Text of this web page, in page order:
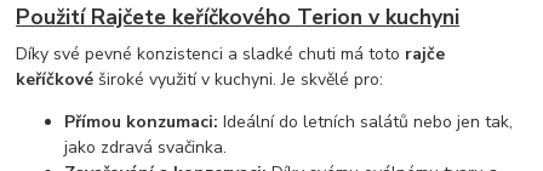
Použití Rajčete keříčkového Terion v kuchyni
Díky své pevné konzistenci a sladké chuti má toto rajče
keříčkové široké využití v kuchyni. Je skvělé pro:
Přímou konzumaci: Ideální do letních salátů nebo jen tak,
jako zdravá svačinka.